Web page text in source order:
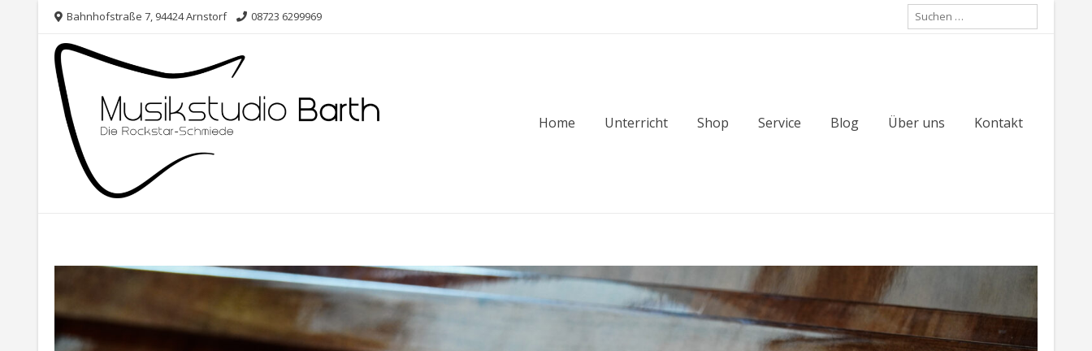
Skip
content
Bahnhofstraße 7, 94424 Arnstorf 08723 6299969
Suche
nach:
Home Unterricht Shop Service Blog Über uns Kontakt